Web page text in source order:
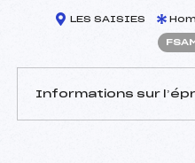
LES SAISIES
Informations sur